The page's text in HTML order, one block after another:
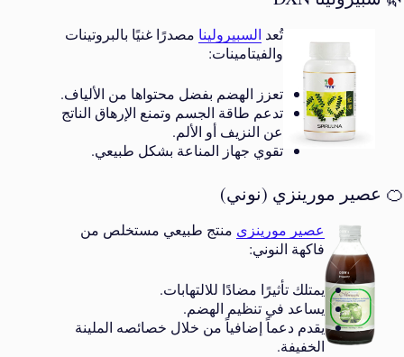
تُعد السبيرولينا مصدرًا غنيًا بالبروتينات
والفيتامينات:
تعزز الهضم بفضل محتواها من الألياف.
تدعم طاقة الجسم وتمنع الإرهاق الناتج
عن النزيف أو الألم.
تقوي جهاز المناعة بشكل طبيعي.
🍊 عصير مورينزي (نوني)
عصير مورينزي منتج طبيعي مستخلص من
فاكهة النوني:
يمتلك تأثيرًا مضادًا للالتهابات.
يساعد في تنظيم الهضم.
يقدم دعماً إضافياً من خلال خصائصه الملينة
الخفيفة.